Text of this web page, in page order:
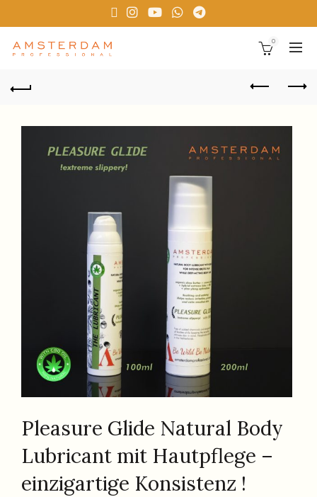
0
Pleasure Glide Natural Body
Lubricant mit Hautpflege –
einzigartige Konsistenz !
!! SUMMER IS THERE- SALE ! - 15% Cart Discount !!
"SUMMER 15"